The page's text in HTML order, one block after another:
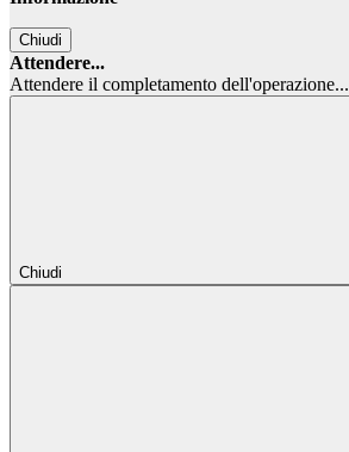
Chiudi
Attendere...
Attendere il completamento dell'operazione...
Chiudi